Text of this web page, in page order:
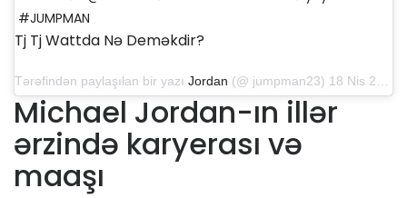
#JUMPMAN
Tj Tj Wattda Nə Deməkdir?
Tərəfindən paylaşılan bir yazı Jordan (@ jumpman23) 18 Nis 2020, saat 12: 23-də PDT
Michael Jordan-ın illər
ərzində karyerası və
maaşı